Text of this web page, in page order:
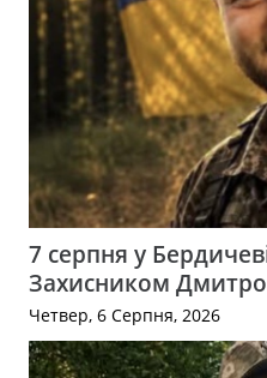
7 серпня у
Захисником
Четвер, 6 Серпня, 2026